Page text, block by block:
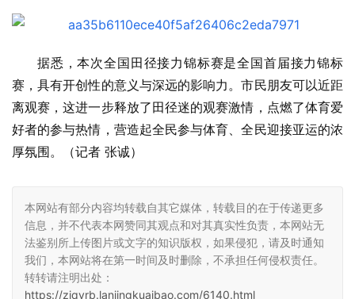
据悉，本次全国田径接力锦标赛是全国首届接力锦标
赛，具有开创性的意义与深远的影响力。市民朋友可以近距
离观赛，这进一步释放了田径迷的观赛激情，点燃了体育爱
好者的参与热情，营造起全民参与体育、全民迎接亚运的浓
厚氛围。（记者 张诚）
本网站有部分内容均转载自其它媒体，转载目的在于传递更多
信息，并不代表本网赞同其观点和对其真实性负责，本网站无
法鉴别所上传图片或文字的知识版权，如果侵犯，请及时通知
我们，本网站将在第一时间及时删除，不承担任何侵权责任。
转转请注明出处：
https://zjqyrb.lanjingkuaibao.com/6140.html